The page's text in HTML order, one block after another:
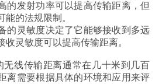
的发射功率可以提高传输距离，但
能的法规限制。
的灵敏度决定了它能够接收到多远
收灵敏度可以提高传输距离。
无线传输距离通常在几十米到几百
离需要根据具体的环境和应用来评